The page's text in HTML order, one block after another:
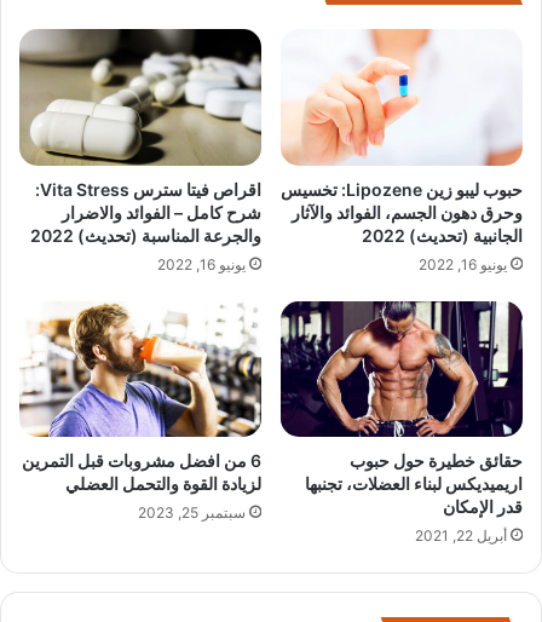
حبوب ليبو زين Lipozene: تخسيس
وحرق دهون الجسم، الفوائد والآثار
الجانبية (تحديث) 2022
يونيو 16, 2022
اقراص فيتا سترس Vita Stress:
شرح كامل – الفوائد والاضرار
والجرعة المناسبة (تحديث) 2022
يونيو 16, 2022
حقائق خطيرة حول حبوب
اريميديكس لبناء العضلات، تجنبها
قدر الإمكان
أبريل 22, 2021
6 من افضل مشروبات قبل التمرين
لزيادة القوة والتحمل العضلي
سبتمبر 25, 2023